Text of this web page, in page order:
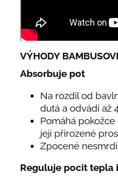
VÝHODY
Absorbuje pot
Na rozdíl od
dutá a odvádí až
Pomáhá
její přirozené
Zpocené
Reguluje pocit tepla